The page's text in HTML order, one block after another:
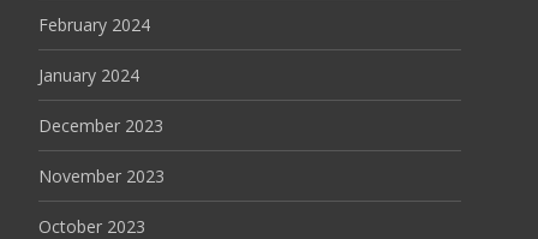
February 2024
January 2024
December 2023
November 2023
October 2023